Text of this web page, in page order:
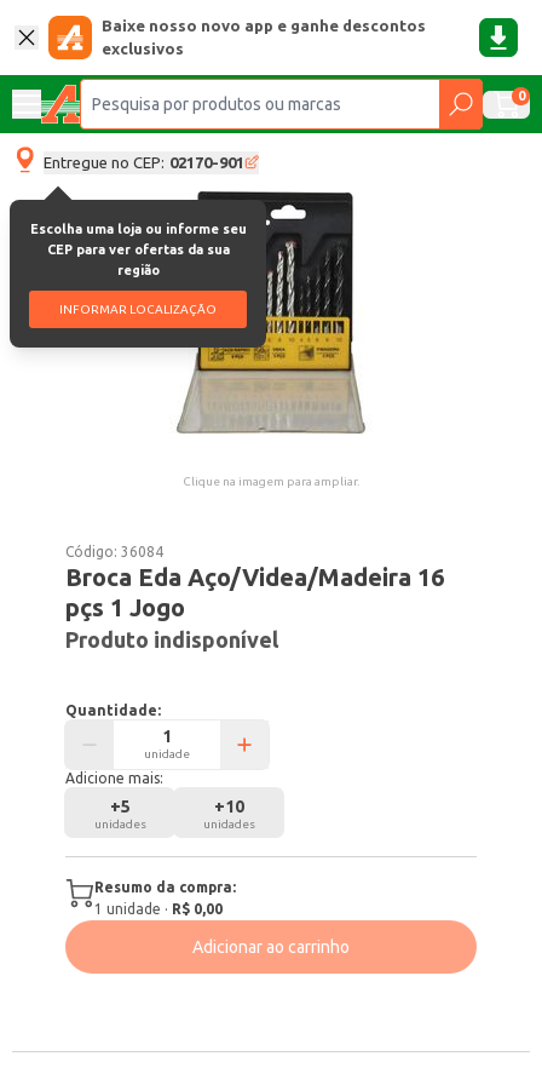
Baixe nosso novo app e ganhe descontos
exclusivos
0
Entregue no CEP: 02170-901
Escolha uma loja ou informe seu
CEP para ver ofertas da sua
região
INFORMAR LOCALIZAÇÃO
Clique na imagem para ampliar.
Código:36084
Broca Eda Aço/Videa/Madeira 16
pçs 1 Jogo
Produto indisponível
Quantidade:
unidade
Adicione mais:
+5
unidades
+10
unidades
Resumo da compra:
1 unidade · R$ 0,00
Adicionar ao carrinho